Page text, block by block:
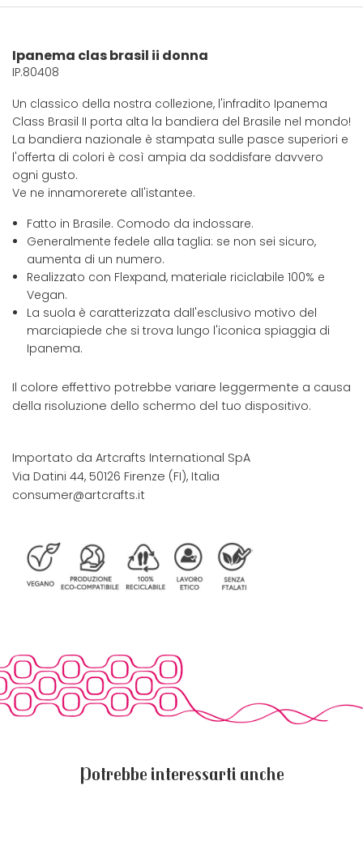
Ipanema clas brasil ii donna
IP.80408
Un classico della nostra collezione, l'infradito Ipanema
Class Brasil II porta alta la bandiera del Brasile nel mondo!
La bandiera nazionale è stampata sulle pasce superiori e
l'offerta di colori è così ampia da soddisfare davvero
ogni gusto.
Ve ne innamorerete all'istantee.
Fatto in Brasile. Comodo da indossare.
Generalmente fedele alla taglia: se non sei sicuro,
aumenta di un numero.
Realizzato con Flexpand, materiale riciclabile 100% e
Vegan.
La suola è caratterizzata dall'esclusivo motivo del
marciapiede che si trova lungo l'iconica spiaggia di
Ipanema.
Il colore effettivo potrebbe variare leggermente a causa
della risoluzione dello schermo del tuo dispositivo.
Importato da Artcrafts International SpA
Via Datini 44, 50126 Firenze (FI), Italia
consumer@artcrafts.it
Potrebbe interessarti anche